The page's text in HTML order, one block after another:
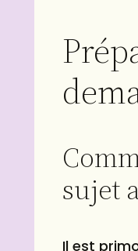
sujet
Il est